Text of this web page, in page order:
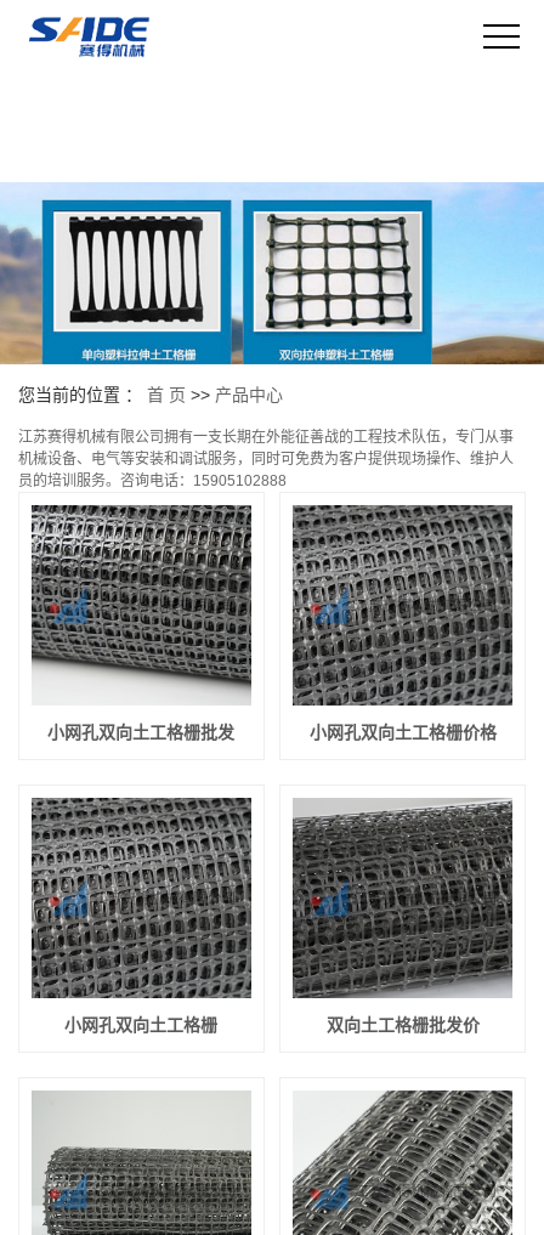
您当前的位置 ： 首 页 >> 产品中心
江苏赛得机械有限公司拥有一支长期在外能征善战的工程技术队伍，专门从事
机械设备、电气等安装和调试服务，同时可免费为客户提供现场操作、维护人
员的培训服务。咨询电话：15905102888
小网孔双向土工格栅批发 小网孔双向土工格栅价格
小网孔双向土工格栅 双向土工格栅批发价